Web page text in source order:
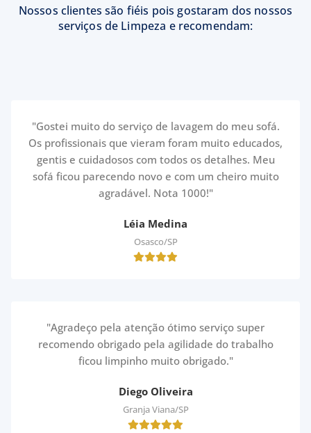
Nossos clientes são fiéis pois gostaram dos nossos
serviços de Limpeza e recomendam:
"Gostei muito do serviço de lavagem do meu sofá.
Os profissionais que vieram foram muito educados,
gentis e cuidadosos com todos os detalhes. Meu
sofá ficou parecendo novo e com um cheiro muito
agradável. Nota 1000!"
Léia Medina
Osasco/SP
"Agradeço pela atenção ótimo serviço super
recomendo obrigado pela agilidade do trabalho
ficou limpinho muito obrigado."
Diego Oliveira
Granja Viana/SP